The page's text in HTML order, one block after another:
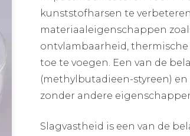
kunststofharsen te
materiaaleigenschappen
ontvlambaarheid,
toe te voegen. Een van de
(methylbutadieen-styreen)
zonder andere
Slagvastheid is een van de